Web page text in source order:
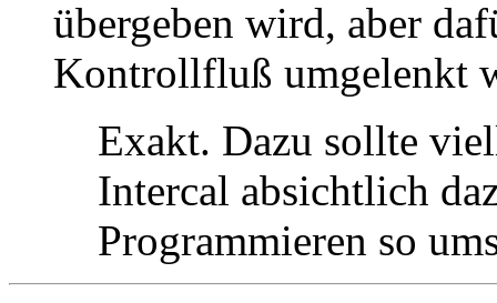
übergeben wird, aber
Kontrollfluß umgelenkt
Exakt. Dazu sollte
Intercal absichtlich
Programmieren so